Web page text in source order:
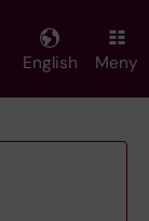
English Meny